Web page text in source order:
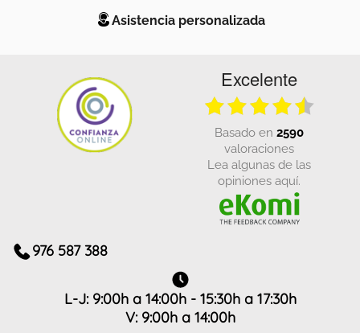
Asistencia personalizada
Excelente
basado en 2590
valoraciones
Lea algunas de las
opiniones aquí.
976 587 388
L-J: 9:00h a 14:00h - 15:30h a 17:30h
V: 9:00h a 14:00h